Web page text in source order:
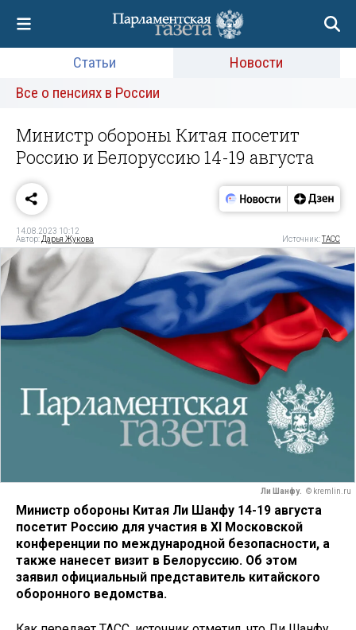
Статьи
Новости
Все о пенсиях в России
Министр обороны Китая посетит
Россию и Белоруссию 14-19 августа
14.08.2023 10:12
Автор: Дарья Жукова Источник:ТАСС
Ли Шанфу. © kremlin.ru
Министр обороны Китая Ли Шанфу 14-19 августа
посетит Россию для участия в XI Московской
конференции по международной безопасности, а
также нанесет визит в Белоруссию. Об этом
заявил официальный представитель китайского
оборонного ведомства.